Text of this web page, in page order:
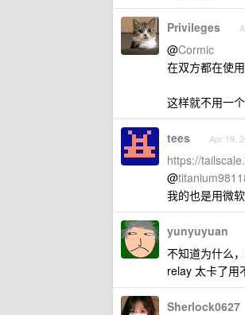
Privileges
@Cormic
在双方都在使
这样就不用一
tees Apr 19,
https://
@
我的也是用微
yunyuyuan
不知道为什么
relay 太卡了用
Sherlock0627